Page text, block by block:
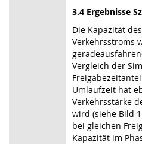
3.4 Ergebnisse
Die Kapazität
Verkehrsstroms
Vergleich der
Umlaufzeit hat
Verkehrsstärke
wird (siehe Bild
bei gleichen
Kapazität im